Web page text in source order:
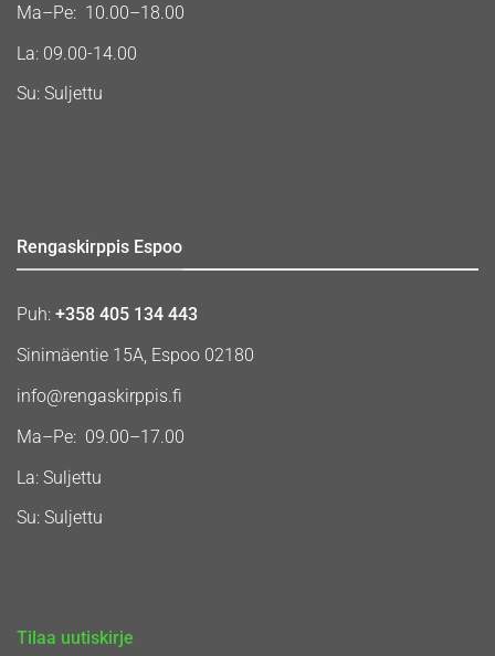
Ma–Pe: 10.00–18.00
La: 09.00-14.00
Su: Suljettu
Rengaskirppis Espoo
Puh: +358 405 134 443
Sinimäentie 15A, Espoo 02180
info@rengaskirppis.fi
Ma–Pe: 09.00–17.00
La: Suljettu
Su: Suljettu
Tilaa uutiskirje